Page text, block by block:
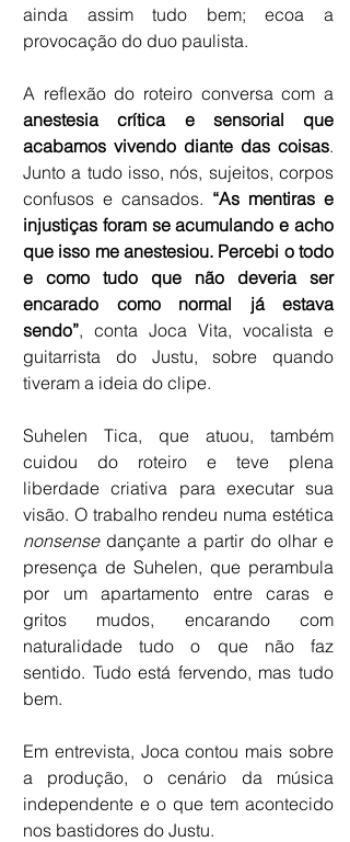
ainda assim tudo bem; ecoa a
provocação do duo paulista.
anestesia crítica e sensorial que
acabamos vivendo diante das coisas.
Junto a tudo isso, nós, sujeitos, corpos
confusos e cansados. “As mentiras e
injustiças foram se acumulando e acho
que isso me anestesiou. Percebi o todo
e como tudo que não deveria ser
encarado como normal já estava
sendo”, conta Joca Vita, vocalista e
guitarrista do Justu, sobre quando
tiveram a ideia do clipe.
Suhelen Tica, que atuou, também
cuidou do roteiro e teve plena
liberdade criativa para executar sua
nonsense dançante a partir do olhar e
presença de Suhelen, que perambula
por um apartamento entre caras e
gritos mudos, encarando com
naturalidade tudo o que não faz
sentido. Tudo está fervendo, mas tudo
bem.
Em entrevista, Joca contou mais sobre
a produção, o cenário da música
independente e o que tem acontecido
nos bastidores do Justu.